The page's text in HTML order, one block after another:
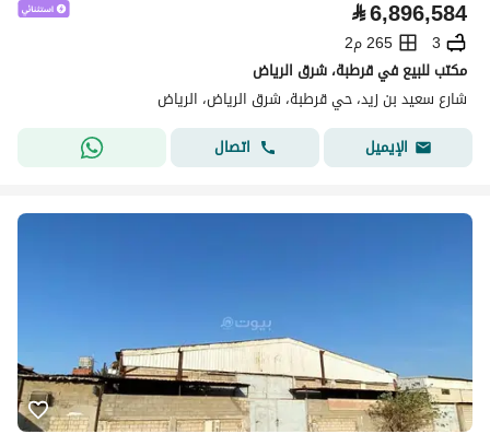
⃁6,896,584
3
265 م2
مكتب للبيع في قرطبة، شرق الرياض
شارع سعيد بن زيد، حي قرطبة، شرق الرياض، الرياض
الإيميل
اتصال